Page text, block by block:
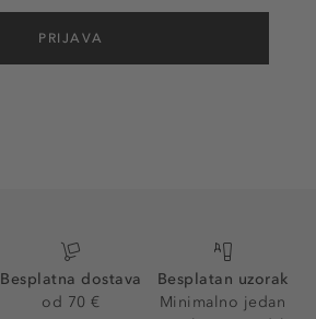
PRIJAVA
Besplatna dostava
od 70 €
Besplatan uzorak
Minimalno jedan